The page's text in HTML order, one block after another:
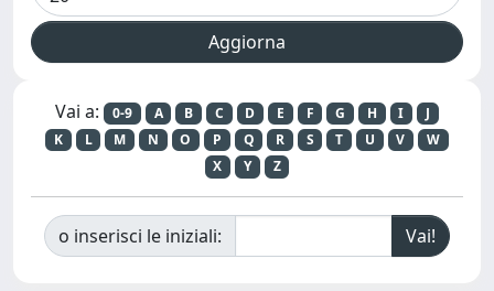
Vai a: 0-9 A B C D E F G H I
J
K
L M N O P Q R S T U V
W
X
Y Z
o inserisci le iniziali: